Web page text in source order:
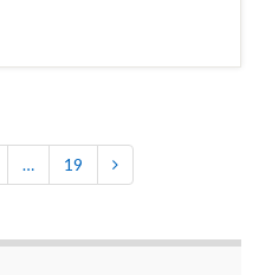
… 19